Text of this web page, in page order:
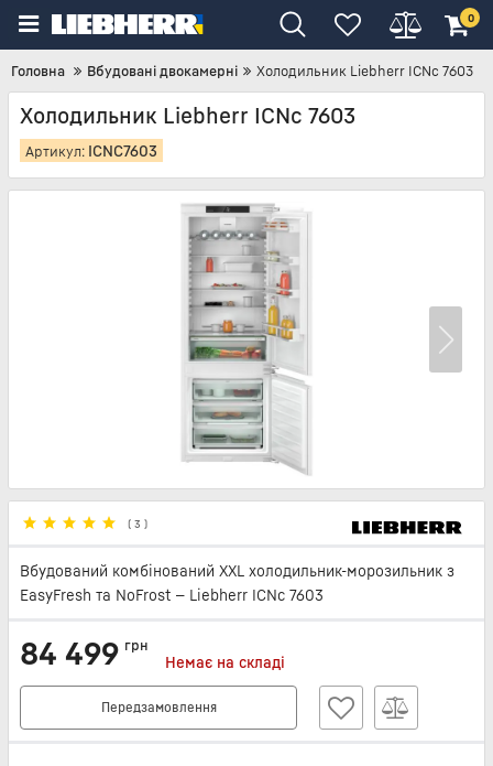
0
Головна Вбудовані двокамерні Холодильник Liebherr ICNc 7603
Холодильник Liebherr ICNc 7603
Артикул: ICNC7603
( 3 )
Вбудований комбінований XXL холодильник-морозильник з
EasyFresh та NoFrost — Liebherr ICNc 7603
84 499 грн
Немає на складі
Передзамовлення